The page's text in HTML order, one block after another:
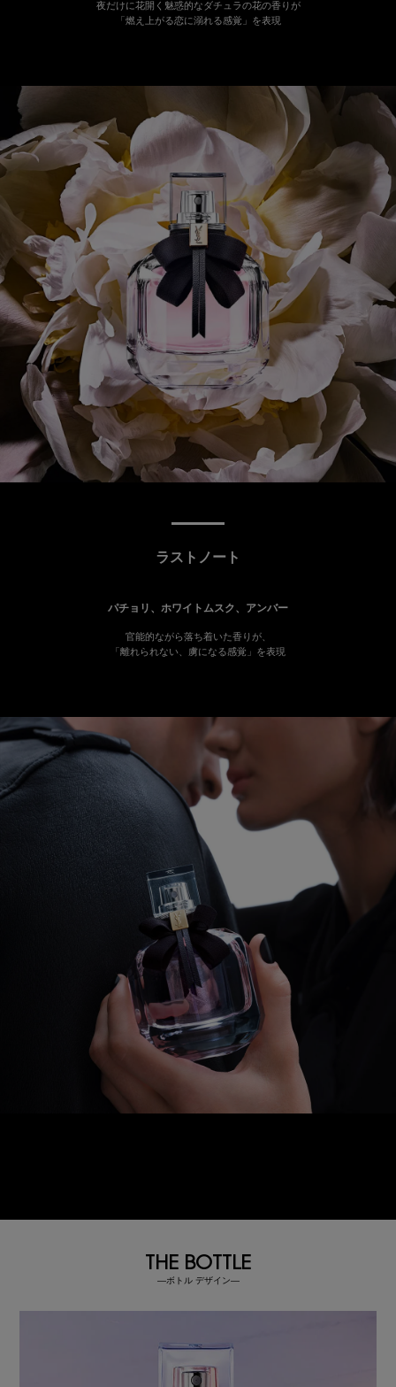
夜だけに花開く魅惑的なダチュラの花の香りが
「燃え上がる恋に溺れる感覚」を表現
ラストノート
パチョリ、ホワイトムスク、アンバー
官能的ながら落ち着いた香りが、
「離れられない、虜になる感覚」を表現
THE BOTTLE
―ボトル デザイン―